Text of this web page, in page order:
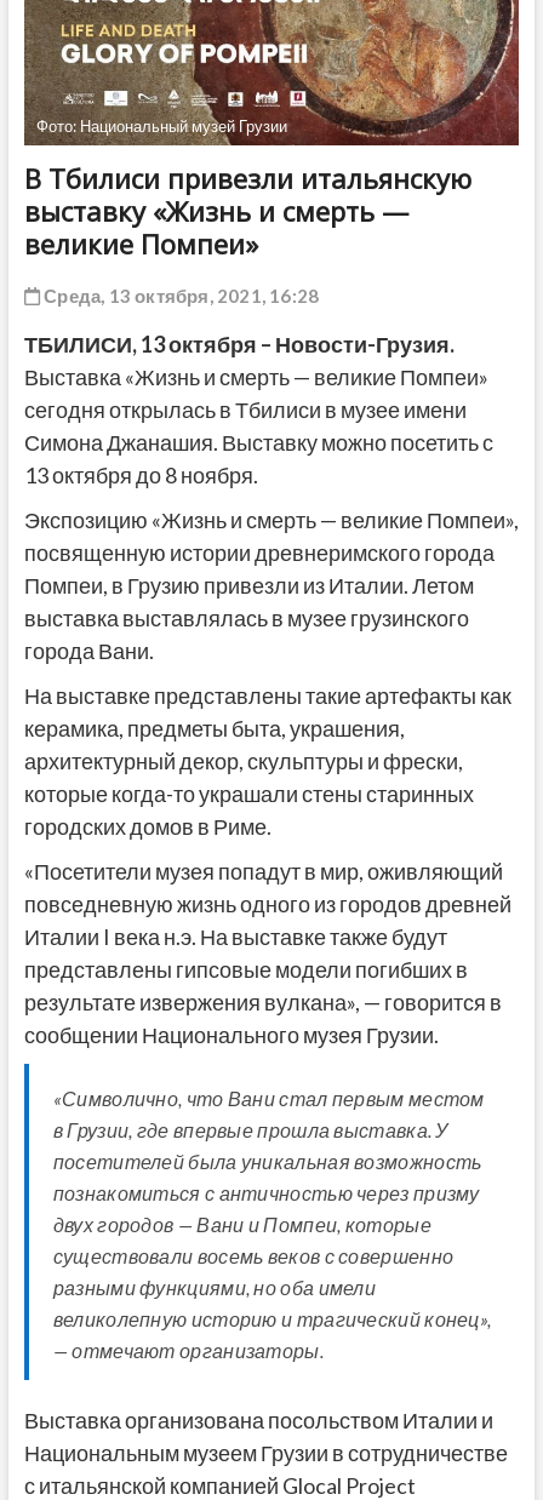
Фото: Национальный музей Грузии
В Тбилиси привезли итальянскую
выставку «Жизнь и смерть —
великие Помпеи»
Среда, 13 октября, 2021, 16:28
ТБИЛИСИ,13 октября – Новости-Грузия.
Выставка «Жизнь и смерть — великие Помпеи»
сегодня открылась в Тбилиси в музее имени
Симона Джанашия. Выставку можно посетить с
13 октября до 8 ноября.
Экспозицию «Жизнь и смерть — великие Помпеи»,
посвященную истории древнеримского города
Помпеи, в Грузию привезли из Италии. Летом
выставка выставлялась в музее грузинского
города Вани.
На выставке представлены такие артефакты как
керамика, предметы быта, украшения,
архитектурный декор, скульптуры и фрески,
которые когда-то украшали стены старинных
городских домов в Риме.
«Посетители музея попадут в мир, оживляющий
повседневную жизнь одного из городов древней
Италии I века н.э. На выставке также будут
представлены гипсовые модели погибших в
результате извержения вулкана», — говорится в
сообщении Национального музея Грузии.
«Символично, что Вани стал первым местом
в Грузии, где впервые прошла выставка. У
посетителей была уникальная возможность
познакомиться с античностью через призму
двух городов — Вани и Помпеи, которые
существовали восемь веков с совершенно
разными функциями, но оба имели
великолепную историю и трагический конец»,
— отмечают организаторы.
Выставка организована посольством Италии и
Национальным музеем Грузии в сотрудничестве
с итальянской компанией Glocal Project